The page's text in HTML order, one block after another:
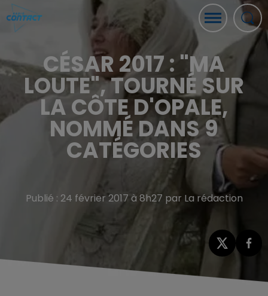
CÉSAR 2017 : "MA
LOUTE", TOURNÉ SUR
LA CÔTE D'OPALE,
NOMMÉ DANS 9
CATÉGORIES
Publié : 24 février 2017 à 8h27 par La rédaction